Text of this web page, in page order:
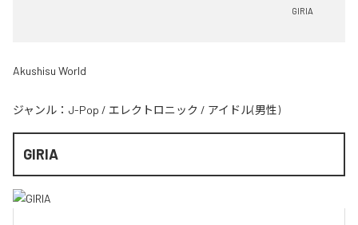
GIRIA
Akushisu World
ジャンル： J-Pop / エレクトロニック / アイドル(男性)
GIRIA